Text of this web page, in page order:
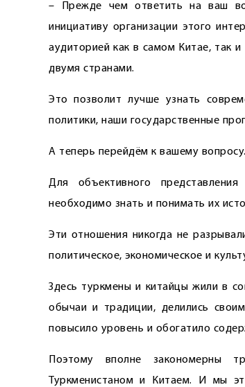
– Прежде чем ответить на ваш
инициативу организации этого
аудиторией как в самом Китае, так
двумя странами.
Это позволит лучше узнать
политики, наши государственные
А теперь перейдём к вашему вопросу.
Для объективного
необходимо знать и понимать их
Эти отношения никогда не
политическое, экономическое и
Здесь туркмены и китайцы жили в
обычаи и традиции, делились
повысило уровень и обогатило
Поэтому вполне закономерны
Туркменистаном и Китаем. И мы